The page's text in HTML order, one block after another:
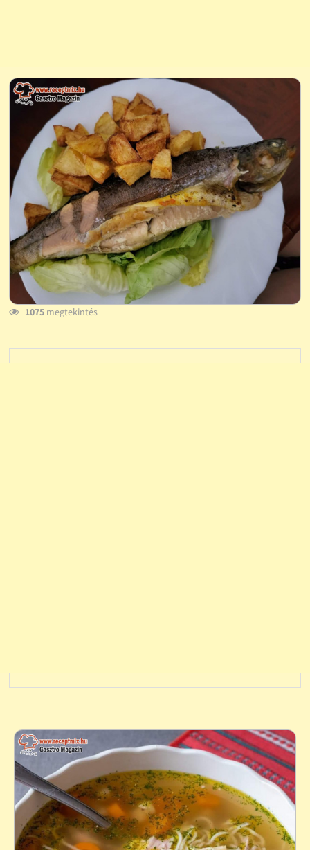
1075megtekintés